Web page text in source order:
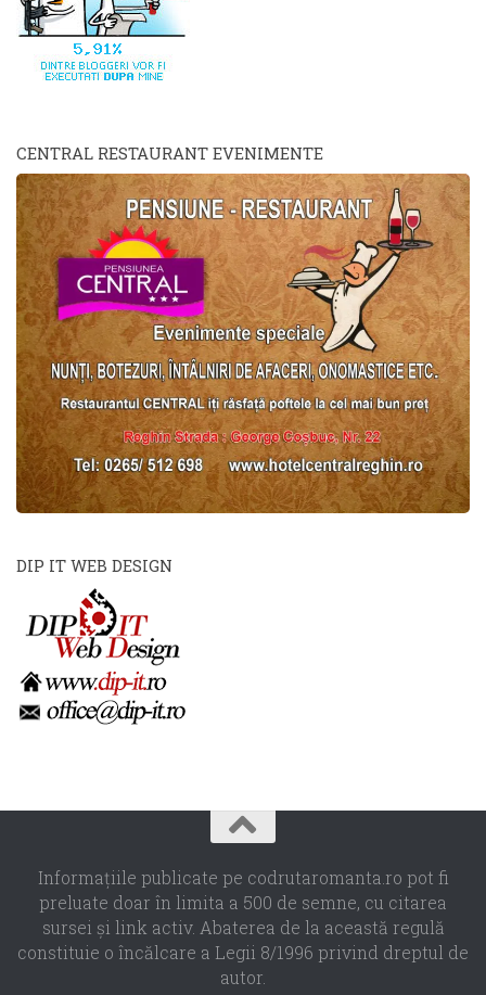
CENTRAL RESTAURANT EVENIMENTE
DIP IT WEB DESIGN
Informaţiile publicate pe codrutaromanta.ro pot fi
preluate doar în limita a 500 de semne, cu citarea
sursei şi link activ. Abaterea de la această regulă
constituie o încălcare a Legii 8/1996 privind dreptul de
autor.